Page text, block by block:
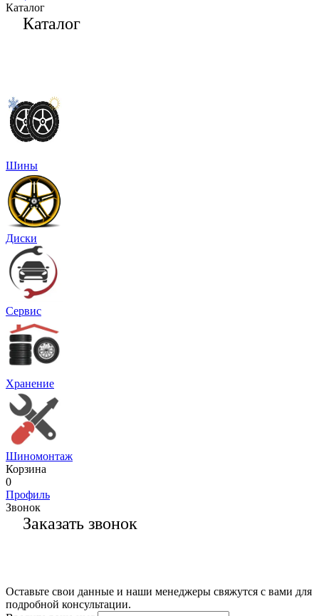
Каталог
Каталог
Шины
Диски
Сервис
Хранение
Шиномонтаж
Корзина
0
Профиль
Звонок
Заказать звонок
Оставьте свои данные и наши менеджеры свяжутся с вами для
подробной консультации.